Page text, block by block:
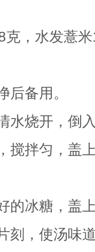
克，水发薏
后备用。
水烧开，倒
搅拌匀，盖
的冰糖，盖
刻，使汤味